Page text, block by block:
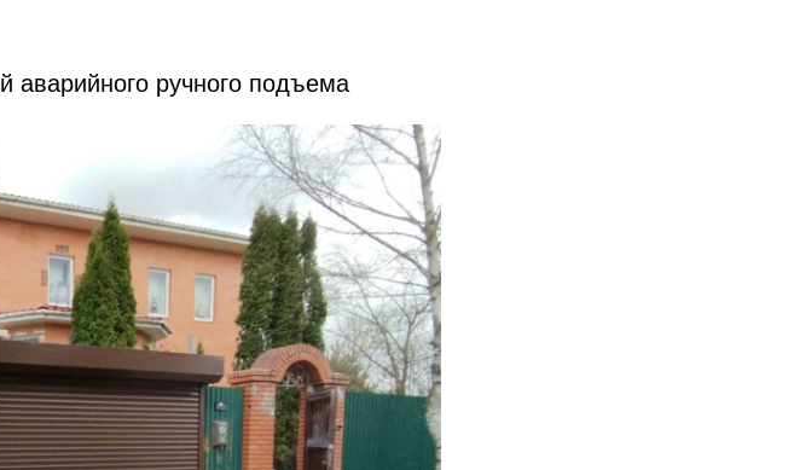
аварийного ручного подъема